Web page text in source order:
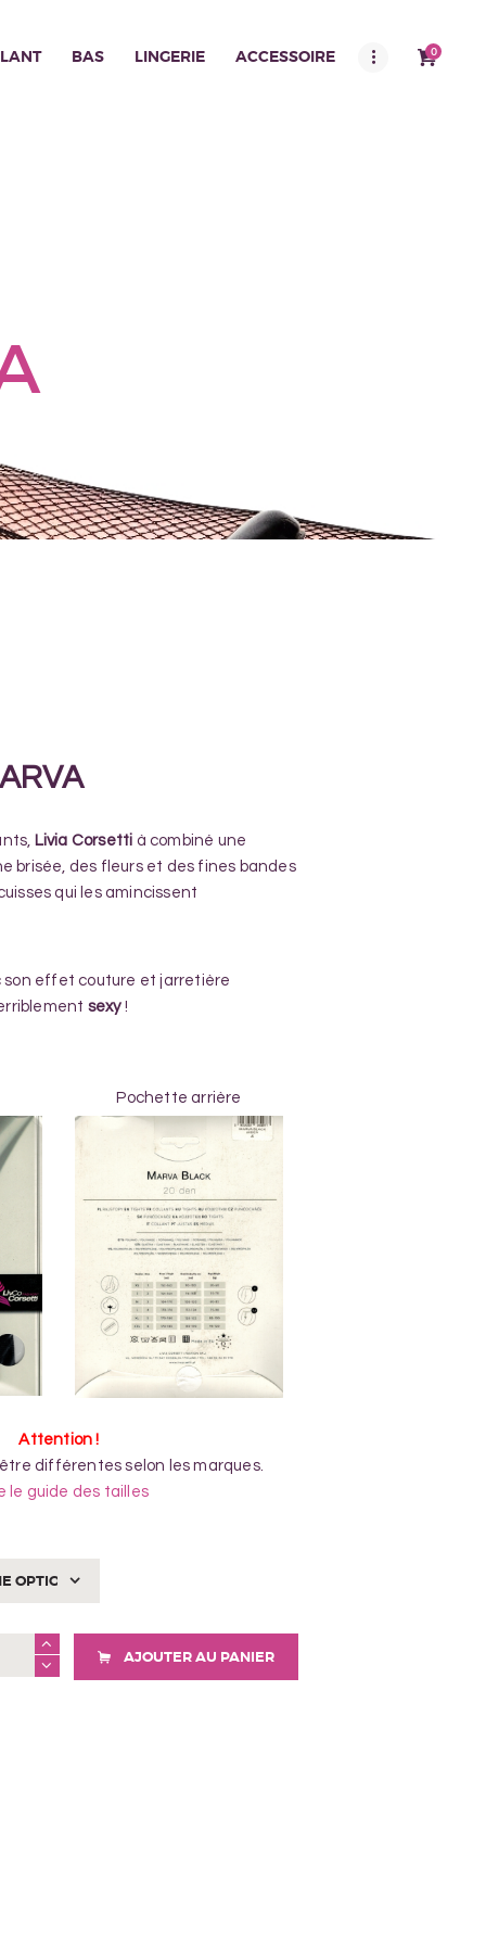
BAS LINGERIE ACCESSOIRE 0
Livia Corsetti à combiné une
brisée, des fleurs et des fines bandes
qui les amincissent
effet couture et jarretière
sexy!
Pochette arrière
Attention !
différentes selon les marques.
le guide des tailles
AJOUTER AU PANIER